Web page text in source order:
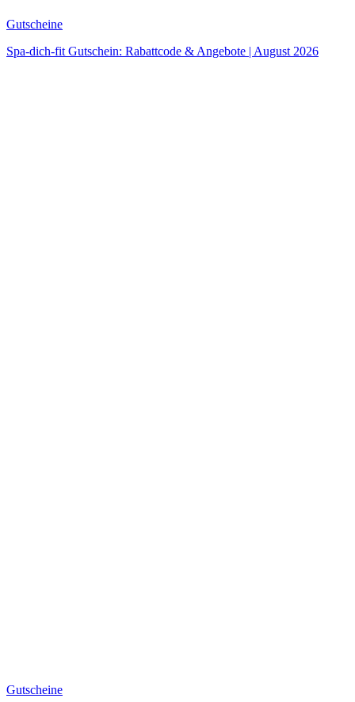
Gutscheine
Spa-dich-fit Gutschein: Rabattcode & Angebote | August 2026
Gutscheine